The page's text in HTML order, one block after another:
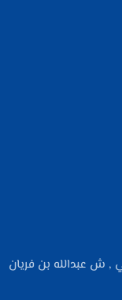
, ش عبدالله بن فريان